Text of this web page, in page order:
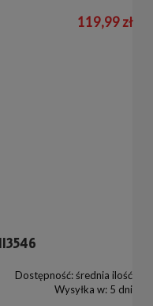
119,99 zł
Dostępność:średnia ilość
Wysyłka w: 5 dni